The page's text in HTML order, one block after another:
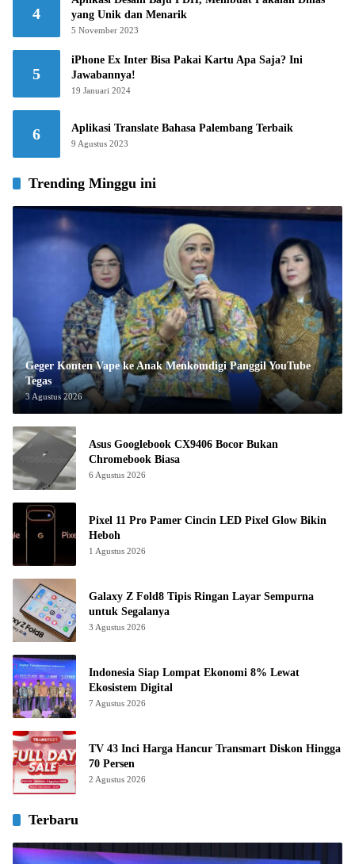
4
yang Unik dan Menarik
5 November 2023
5
iPhone Ex Inter Bisa Pakai Kartu Apa Saja? Ini
Jawabannya!
19 Januari 2024
6 Aplikasi Translate Bahasa Palembang Terbaik
9 Agustus 2023
Trending Minggu ini
Geger Konten Vape ke Anak Menkomdigi Panggil YouTube
Tegas
3 Agustus 2026
Asus Googlebook CX9406 Bocor Bukan
Chromebook Biasa
6 Agustus 2026
Pixel 11 Pro Pamer Cincin LED Pixel Glow Bikin
Heboh
1 Agustus 2026
Galaxy Z Fold8 Tipis Ringan Layar Sempurna
untuk Segalanya
3 Agustus 2026
Indonesia Siap Lompat Ekonomi 8% Lewat
Ekosistem Digital
7 Agustus 2026
TV 43 Inci Harga Hancur Transmart Diskon Hingga
70 Persen
2 Agustus 2026
Terbaru